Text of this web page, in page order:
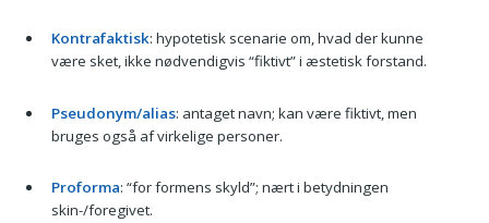
Kontrafaktisk: hypotetisk scenarie om, hvad der kunne
være sket, ikke nødvendigvis “fiktivt” i æstetisk forstand.
Pseudonym/alias: antaget navn; kan være fiktivt, men
bruges også af virkelige personer.
Proforma: “for formens skyld”; nært i betydningen
skin-/foregivet.